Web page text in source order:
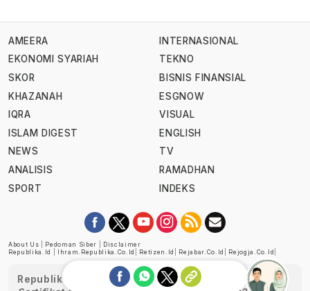
AMEERA
EKONOMI SYARIAH
SKOR
KHAZANAH
IQRA
ISLAM DIGEST
NEWS
ANALISIS
SPORT
INTERNASIONAL
TEKNO
BISNIS FINANSIAL
ESGNOW
VISUAL
ENGLISH
TV
RAMADHAN
INDEKS
About Us Pedoman Siber
Disclaimer
Republika.id
Ihram.republika.co.id Retizen.id Rejabar.co.id Rejogja.co.id
Republika telah diverifikasi oleh Dewan Pers